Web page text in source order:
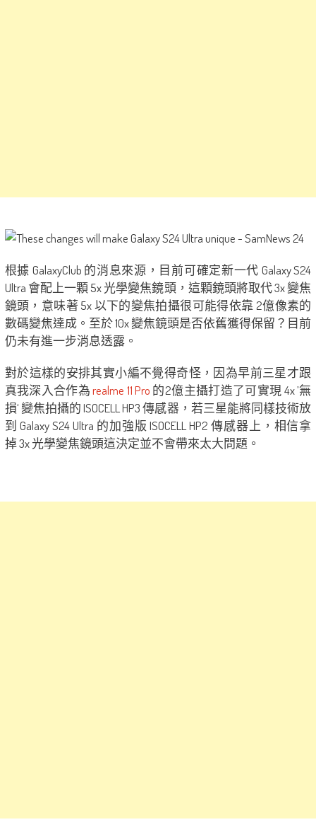
根據 GalaxyClub 的消息來源，目前可確定新一代 Galaxy S24
Ultra 會配上一顆 5x 光學變焦鏡頭，這顆鏡頭將取代 3x 變焦
鏡頭，意味著 5x 以下的變焦拍攝很可能得依靠 2億像素的
數碼變焦達成。至於 10x 變焦鏡頭是否依舊獲得保留？目前
仍未有進一步消息透露。
對於這樣的安排其實小編不覺得奇怪，因為早前三星才跟
真我深入合作為realme 11 Pro 的2億主攝打造了可實現 4x ’無
損‘ 變焦拍攝的 ISOCELL HP3 傳感器，若三星能將同樣技術放
到 Galaxy S24 Ultra 的加強版 ISOCELL HP2 傳感器上，相信拿
掉 3x 光學變焦鏡頭這決定並不會帶來太大問題。